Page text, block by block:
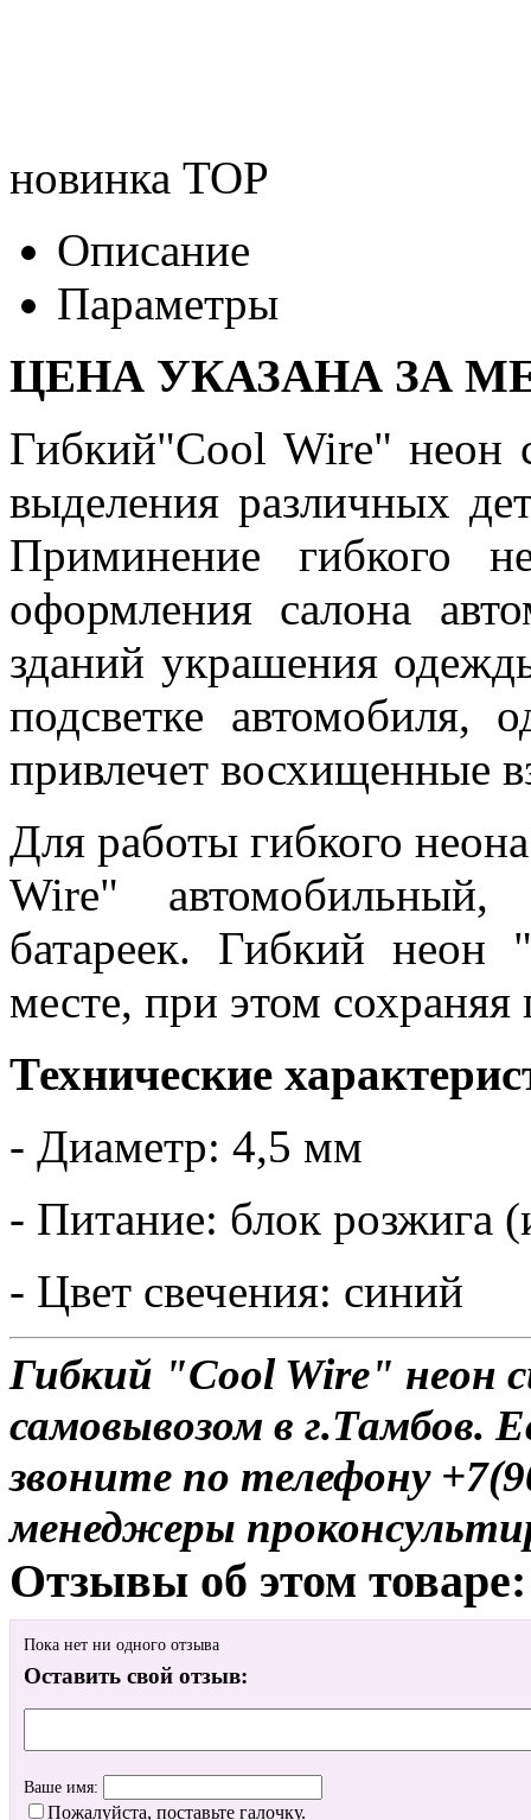
новинка TOP
Описание
Параметры
ЦЕНА УКАЗАНА ЗА
Гибкий"Cool Wire" неон
выделения различных
Приминение гибкого
оформления салона
зданий украшения
подсветке автомобиля,
привлечет восхищенные
Для работы гибкого
Wire"
батареек. Гибкий
месте, при этом
Технические
- Диаметр: 4,5 мм
- Питание: блок розжига
- Цвет свечения: синий
Гибкий "Cool Wire" неон
самовывозом в г.Тамбов.
звоните по телефону
менеджеры
Отзывы об этом товаре:
Пока нет ни одного отзыва
Оставить свой отзыв:
Ваше имя:
Пожалуйста, поставьте галочку.